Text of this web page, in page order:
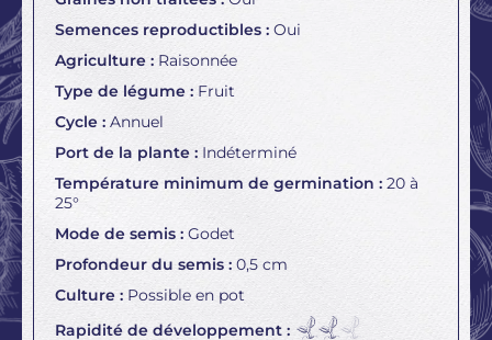
Semences reproductibles : Oui
Agriculture : Raisonnée
Type de légume : Fruit
Cycle : Annuel
Port de la plante : Indéterminé
Température minimum de germination : 20 à
25°
Mode de semis : Godet
Profondeur du semis : 0,5 cm
Culture : Possible en pot
Rapidité de développement :